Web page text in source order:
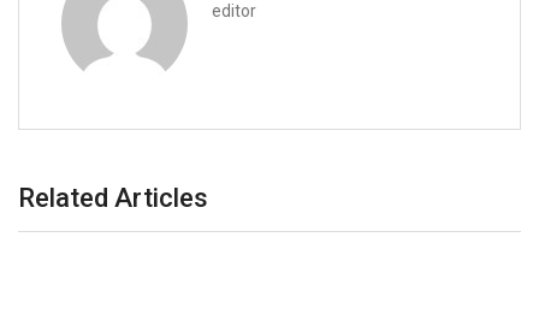
editor
Related Articles